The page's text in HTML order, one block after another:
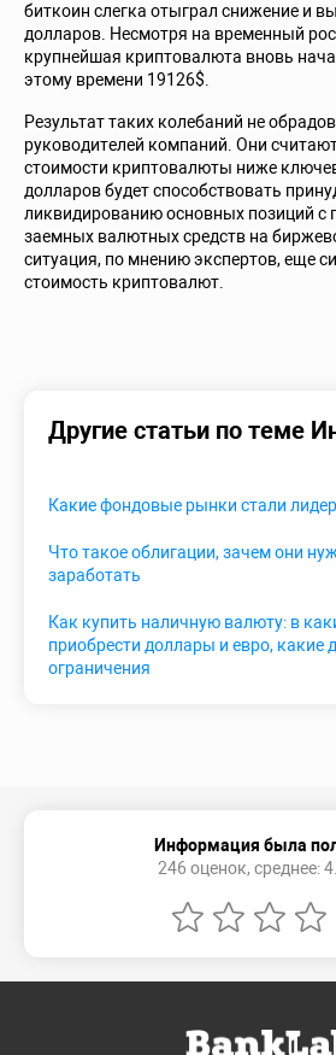
биткоин слегка отыграл снижение и
долларов. Несмотря на временный
крупнейшая криптовалюта вновь
этому времени 19126$.
Результат таких колебаний не
руководителей компаний. Они
стоимости криптовалюты ниже
долларов будет способствовать
ликвидированию основных позиций с
заемных валютных средств на
ситуация, по мнению экспертов, еще
стоимость криптовалют.
Другие статьи по теме
Какие фондовые рынки стали
Что такое облигации, зачем они
заработать
Как купить наличную валюту: в
приобрести доллары и евро, какие
ограничения
Информация была
246 оценок, среднее: